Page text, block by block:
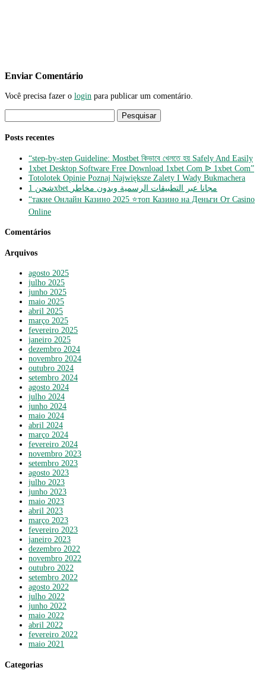
Enviar Comentário
Você precisa fazer o login para publicar um comentário.
por:
Posts recentes
“step-by-step Guideline: Mostbet কিভাবে খেলতে হয় Safely And Easily
1xbet Desktop Software Free Download 1xbet Com ᐉ 1xbet Com”
Totolotek Opinie Poznaj Największe Zalety I Wady Bukmachera
شحن 1xbet مجانا عبر التطبيقات الرسمية وبدون مخاطر
“такие Онлайн Казино 2025 ⭐топ Казино на Деньги От Casino
Online
Comentários
Arquivos
agosto 2025
julho 2025
junho 2025
maio 2025
abril 2025
março 2025
fevereiro 2025
janeiro 2025
dezembro 2024
novembro 2024
outubro 2024
setembro 2024
agosto 2024
julho 2024
junho 2024
maio 2024
abril 2024
março 2024
fevereiro 2024
novembro 2023
setembro 2023
agosto 2023
julho 2023
junho 2023
maio 2023
abril 2023
março 2023
fevereiro 2023
janeiro 2023
dezembro 2022
novembro 2022
outubro 2022
setembro 2022
agosto 2022
julho 2022
junho 2022
maio 2022
abril 2022
fevereiro 2022
maio 2021
Categorias